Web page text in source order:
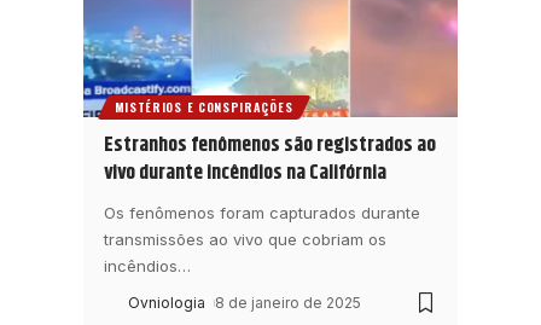
MISTÉRIOS E CONSPIRAÇÕES
Estranhos fenômenos são registrados ao
vivo durante incêndios na Califórnia
Os fenômenos foram capturados durante
transmissões ao vivo que cobriam os
incêndios…
Ovniologia 8 de janeiro de 2025